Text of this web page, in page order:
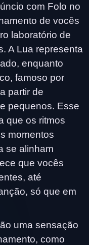
com Folo no
de vocês
laboratório de
A Lua representa
enquanto
famoso por
partir de
pequenos. Esse
que os ritmos
momentos
se alinham
que vocês
até
só que em
uma sensação
como